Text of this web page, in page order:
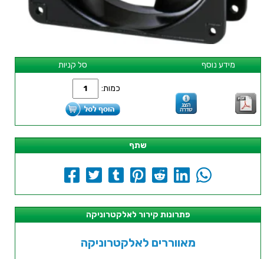
סל קניות מידע נוסף
כמות:
שתף
פתרונות קירור לאלקטרוניקה
מאווררים לאלקטרוניקה